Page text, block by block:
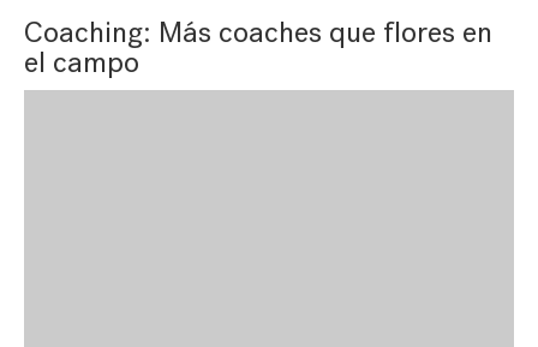
Coaching: Más coaches que flores en
el campo